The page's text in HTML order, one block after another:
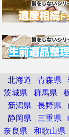
北海道 青森県
茨城県 群馬県
新潟県 長野県
静岡県 三重県
奈良県 和歌山県